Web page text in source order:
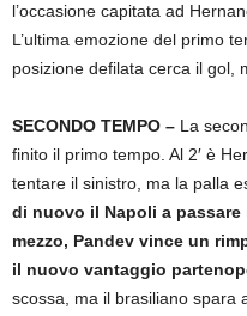
l’occasione capitata ad
L’ultima emozione del primo
posizione defilata cerca il gol,
SECONDO TEMPO – La
finito il primo tempo. Al 2′ è
tentare il sinistro, ma la palla
di nuovo il Napoli a
mezzo, Pandev vince un
il nuovo vantaggio
scossa, ma il brasiliano spara